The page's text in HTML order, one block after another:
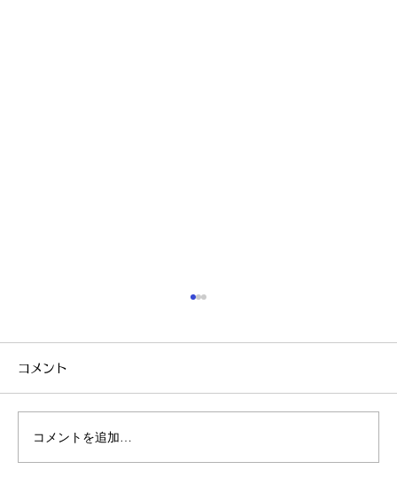
コメント
コメントを追加…